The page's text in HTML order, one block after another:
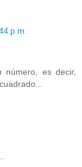
p.m.
es decir,